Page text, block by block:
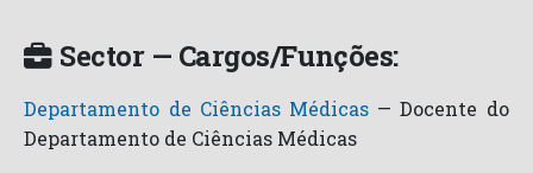
Sector — Cargos/Funções:
Departamento de Ciências Médicas —Docente do
Departamento de Ciências Médicas